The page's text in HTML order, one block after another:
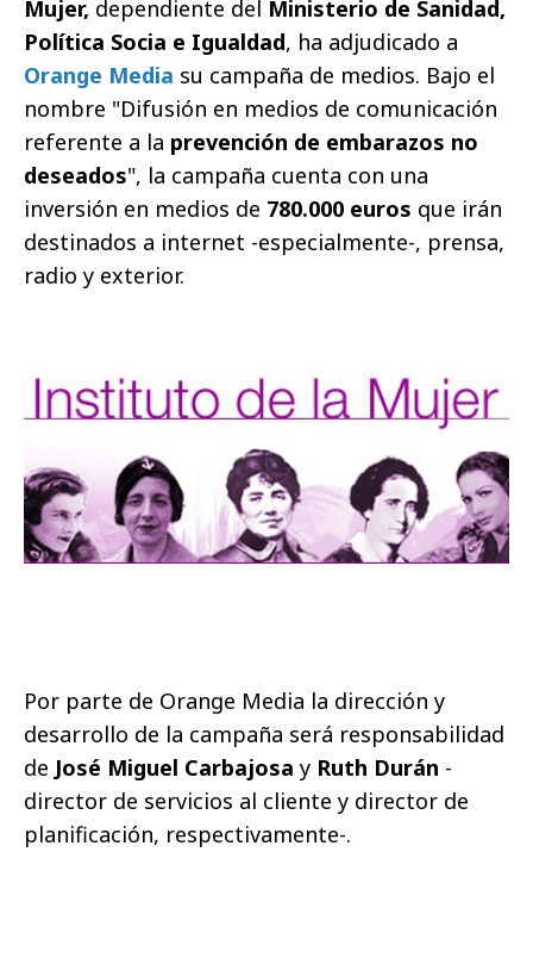
Mujer, dependiente del Ministerio de Sanidad,
Política Socia e Igualdad, ha adjudicado a
Orange Media su campaña de medios. Bajo el
nombre "Difusión en medios de comunicación
referente a la prevención de embarazos no
deseados", la campaña cuenta con una
inversión en medios de 780.000 euros que irán
destinados a internet -especialmente-, prensa,
radio y exterior.
Por parte de Orange Media la dirección y
desarrollo de la campaña será responsabilidad
de José Miguel Carbajosa y Ruth Durán -
director de servicios al cliente y director de
planificación, respectivamente-.